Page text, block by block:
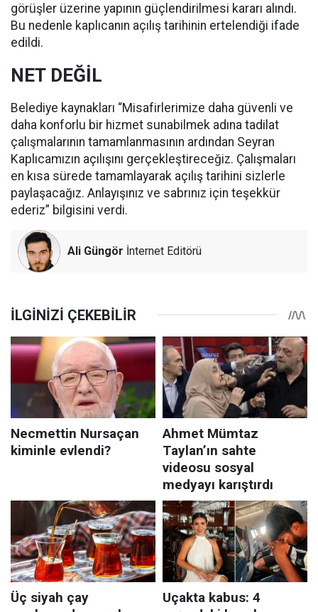
görüşler üzerine yapının güçlendirilmesi kararı alındı.
Bu nedenle kaplıcanın açılış tarihinin ertelendiği ifade
edildi.
NET DEĞİL
Belediye kaynakları “Misafirlerimize daha güvenli ve
daha konforlu bir hizmet sunabilmek adına tadilat
çalışmalarının tamamlanmasının ardından Seyran
Kaplıcamızın açılışını gerçekleştireceğiz. Çalışmaları
en kısa sürede tamamlayarak açılış tarihini sizlerle
paylaşacağız. Anlayışınız ve sabrınız için teşekkür
ederiz” bilgisini verdi.
Ali Güngör İnternet Editörü